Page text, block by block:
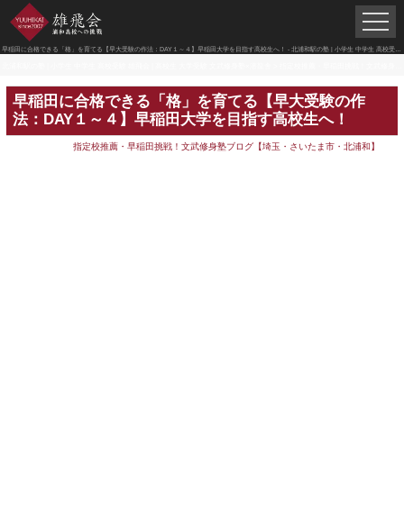
早稲田に合格できる「格」を育てる【早大受験の作
法：DAY１～４】早稲田大学を目指す高校生へ！
指定校推薦・早稲田挑戦！文武修身塾ブログ【埼玉・さいたま市・北浦和】